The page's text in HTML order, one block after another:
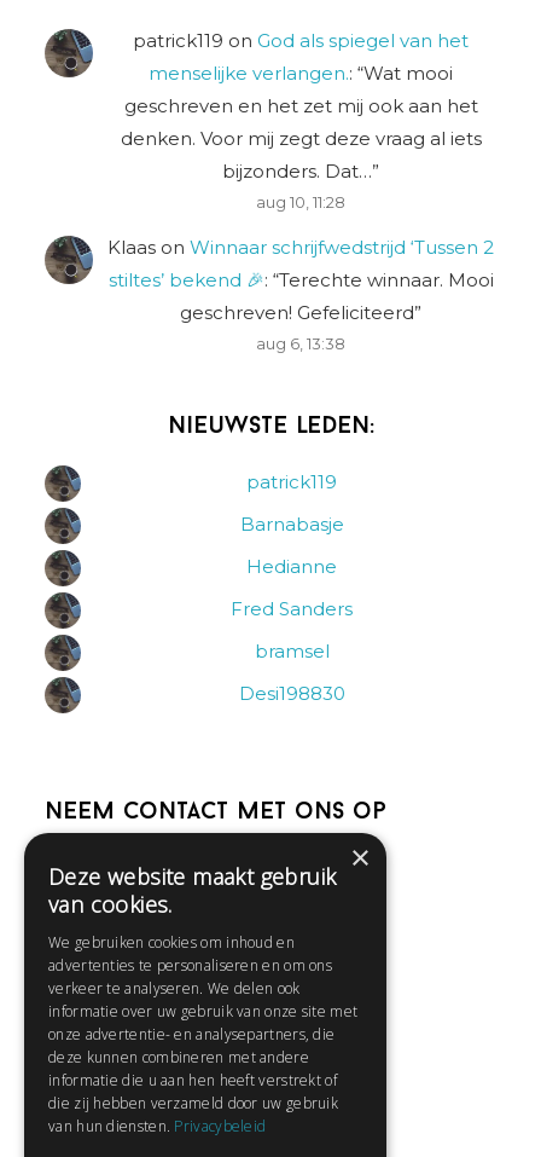
patrick119 on God als spiegel van het
menselijke verlangen.: “Wat mooi
geschreven en het zet mij ook aan het
denken. Voor mij zegt deze vraag al iets
bijzonders. Dat…”
aug 10, 11:28
Klaas on Winnaar schrijfwedstrijd ‘Tussen 2
stiltes’ bekend 🎉: “Terechte winnaar. Mooi
geschreven! Gefeliciteerd”
aug 6, 13:38
Nieuwste leden:
patrick119
Barnabasje
Hedianne
Fred Sanders
bramsel
Desi198830
Neem contact met ons op
Help
Contact
Huisregels
Snel naar:
Gratis aanmelden
×
Deze website maakt gebruik
van cookies.
We gebruiken cookies om inhoud en
advertenties te personaliseren en om ons
verkeer te analyseren. We delen ook
informatie over uw gebruik van onze site met
onze advertentie- en analysepartners, die
deze kunnen combineren met andere
informatie die u aan hen heeft verstrekt of
die zij hebben verzameld door uw gebruik
van hun diensten. Privacybeleid